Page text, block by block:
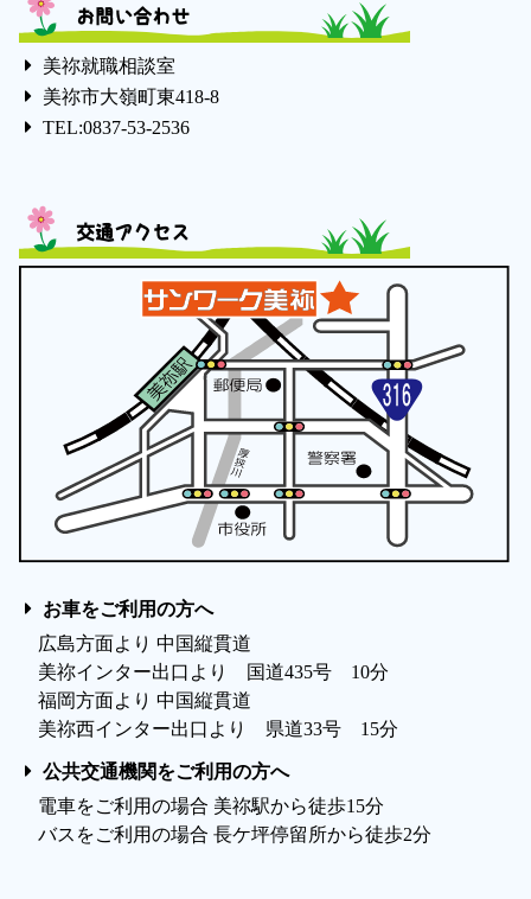
お問い合わせ
美祢就職相談室
美祢市大嶺町東418-8
TEL:0837-53-2536
交通アクセス
お車をご利用の方へ
広島方面より 中国縦貫道
美祢インター出口より 国道435号 10分
福岡方面より 中国縦貫道
美祢西インター出口より 県道33号 15分
公共交通機関をご利用の方へ
電車をご利用の場合 美祢駅から徒歩15分
バスをご利用の場合 長ケ坪停留所から徒歩2分